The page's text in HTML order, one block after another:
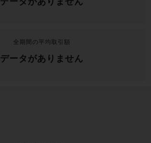
全期間の平均取引額
データがありません